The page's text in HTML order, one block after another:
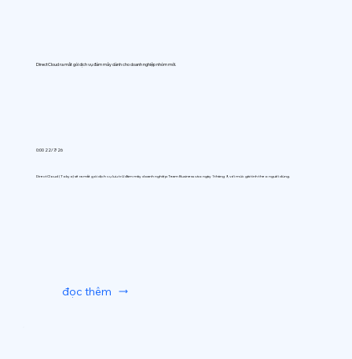
DirectCloud ra mắt gói dịch vụ đám mây dành cho doanh nghiệp nhóm mới.
0:00 22/7/26
DirectCloud (Tokyo) sẽ ra mắt gói dịch vụ lưu trữ đám mây doanh nghiệp Team Business vào ngày 1 tháng 9, với mức giá tính theo người dùng.
đọc thêm